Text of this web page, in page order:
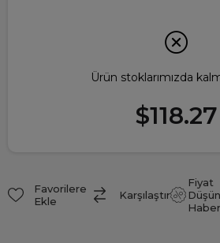
Ürün stoklarımızda
$118.27
Favorilere
Ekle
Karşılaştır
Fiyat